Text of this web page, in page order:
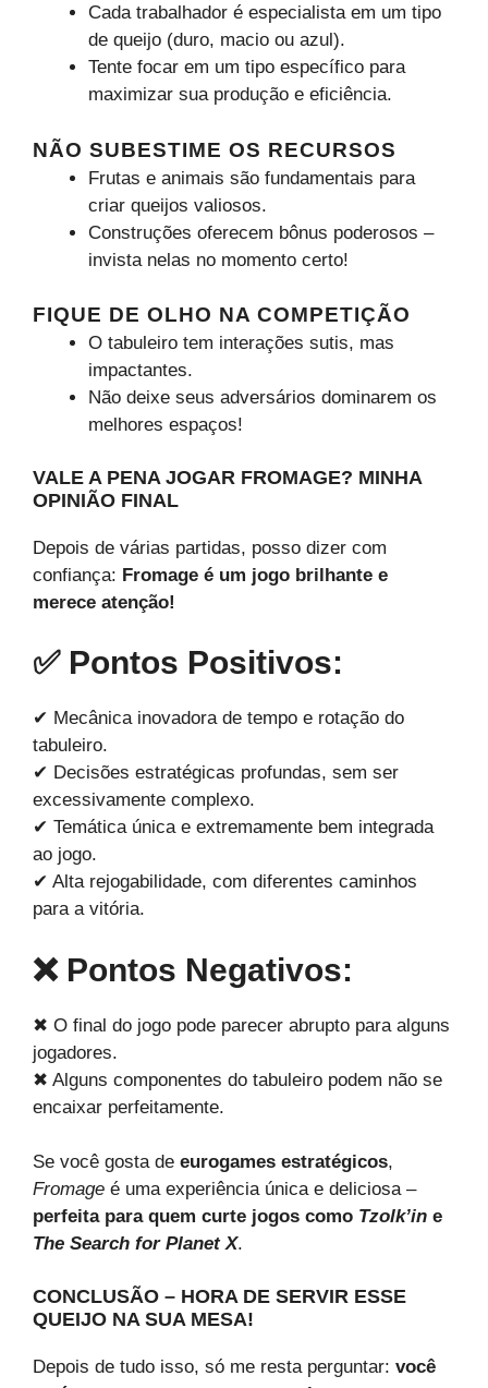
Cada trabalhador é especialista em um tipo
de queijo (duro, macio ou azul).
Tente focar em um tipo específico para
maximizar sua produção e eficiência.
NÃO SUBESTIME OS RECURSOS
Frutas e animais são fundamentais para
criar queijos valiosos.
Construções oferecem bônus poderosos –
invista nelas no momento certo!
FIQUE DE OLHO NA COMPETIÇÃO
O tabuleiro tem interações sutis, mas
impactantes.
Não deixe seus adversários dominarem os
melhores espaços!
VALE A PENA JOGAR FROMAGE? MINHA
OPINIÃO FINAL
Depois de várias partidas, posso dizer com
confiança: Fromage é um jogo brilhante e
merece atenção!
✅ Pontos Positivos:
✔ Mecânica inovadora de tempo e rotação do
tabuleiro.
✔ Decisões estratégicas profundas, sem ser
excessivamente complexo.
✔ Temática única e extremamente bem integrada
ao jogo.
✔ Alta rejogabilidade, com diferentes caminhos
para a vitória.
❌ Pontos Negativos:
✖ O final do jogo pode parecer abrupto para alguns
jogadores.
✖ Alguns componentes do tabuleiro podem não se
encaixar perfeitamente.
Se você gosta de eurogames estratégicos,
Fromage é uma experiência única e deliciosa –
perfeita para quem curte jogos como Tzolk’in e
The Search for Planet X.
CONCLUSÃO – HORA DE SERVIR ESSE
QUEIJO NA SUA MESA!
Depois de tudo isso, só me resta perguntar: você